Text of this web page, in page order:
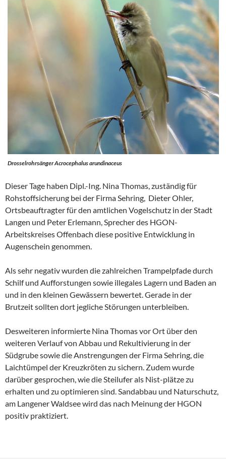
Drosselrohrsänger Acrocephalus arundinaceus
Dieser Tage haben Dipl.-Ing. Nina Thomas, zuständig für
Rohstoffsicherung bei der Firma Sehring, Dieter Ohler,
Ortsbeauftragter für den amtlichen Vogelschutz in der Stadt
Langen und Peter Erlemann, Sprecher des HGON-
Arbeitskreises Offenbach diese positive Entwicklung in
Augenschein genommen.
Als sehr negativ wurden die zahlreichen Trampelpfade durch
Schilf und Aufforstungen sowie illegales Lagern und Baden an
und in den kleinen Gewässern bewertet. Gerade in der
Brutzeit sollten dort jegliche Störungen unterbleiben.
Desweiteren informierte Nina Thomas vor Ort über den
weiteren Verlauf von Abbau und Rekultivierung in der
Südgrube sowie die Anstrengungen der Firma Sehring, die
Laichtümpel der Kreuzkröten zu sichern. Zudem wurde
darüber gesprochen, wie die Steilufer als Nist-plätze zu
erhalten und zu optimieren sind. Sandabbau und Naturschutz,
am Langener Waldsee wird das nach Meinung der HGON
positiv praktiziert.